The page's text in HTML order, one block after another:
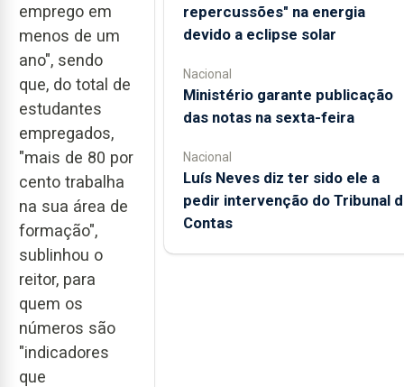
emprego em
menos de um
ano", sendo
que, do total de
estudantes
empregados,
"mais de 80 por
cento trabalha
na sua área de
formação",
sublinhou o
reitor, para
quem os
números são
"indicadores
que
repercussões" na energia
devido a eclipse solar
Nacional
Ministério garante publicação
das notas na sexta-feira
Nacional
Luís Neves diz ter sido ele a
pedir intervenção do Tribunal
Contas